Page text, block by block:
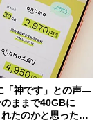
「神です」との声―
ままで40GBに
れたのかと思った」